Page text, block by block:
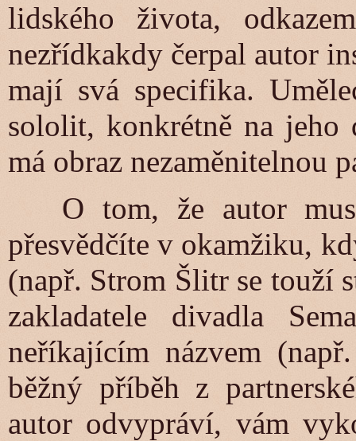
lidského života,
nezřídkakdy čerpal autor
mají svá specifika.
sololit, konkrétně na jeho
má obraz nezaměnitelnou
O tom, že autor musí
přesvědčíte v okamžiku,
(např. Strom Šlitr se touží
zakladatele divadla
neříkajícím názvem
běžný příběh z
autor odvypráví, vám